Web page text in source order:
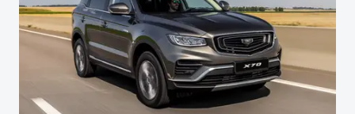
Яркий кроссовер
от 2 219 990 ₽*
Автокредит
Страхование
Расчет КАСКО
ПОДДЕРЖКА
Гарантия Belgee
Belgee Линк
Belgee Клуб
О дилерском центре
Правовая информация